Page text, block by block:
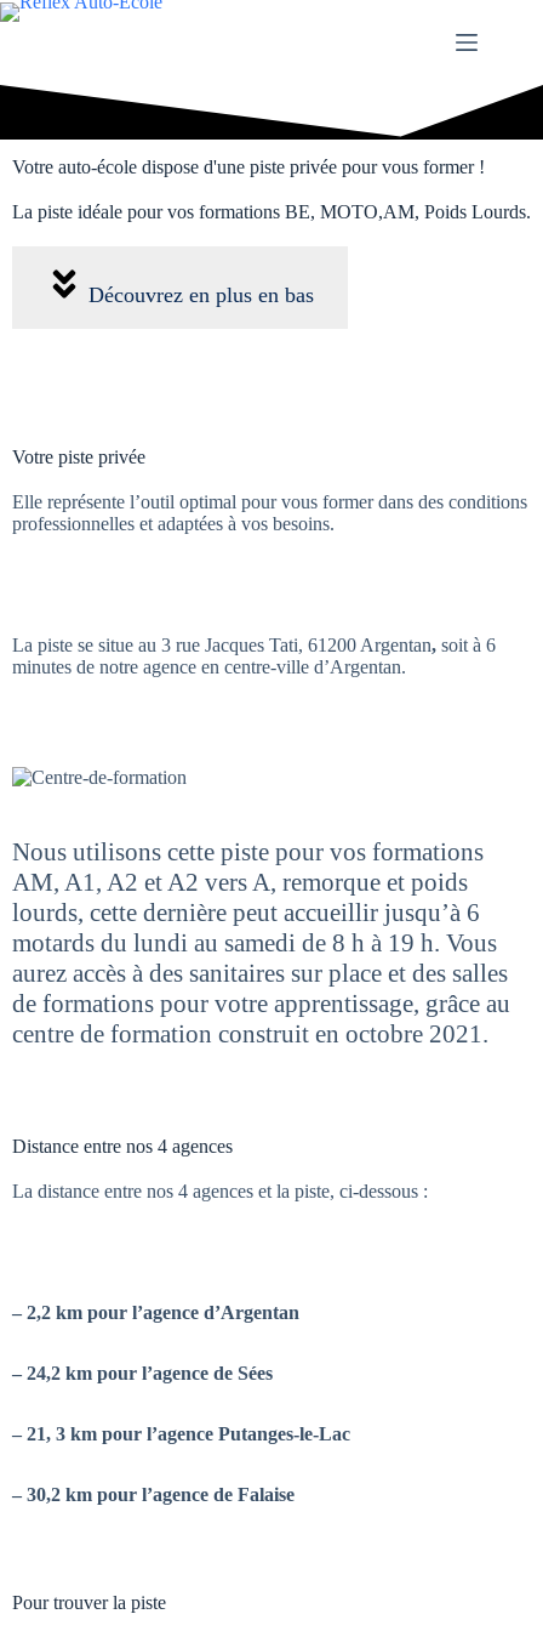
Votre auto-école dispose d'une piste privée pour vous former !
La piste idéale pour vos formations BE, MOTO,AM, Poids Lourds.
Découvrez en plus en bas
Votre piste privée
Elle représente l’outil optimal pour vous former dans des conditions
professionnelles et adaptées à vos besoins.
La piste se situe au 3 rue Jacques Tati, 61200 Argentan, soit à 6
minutes de notre agence en centre-ville d’Argentan.
Nous utilisons cette piste pour vos formations
AM, A1, A2 et A2 vers A, remorque et poids
lourds, cette dernière peut accueillir jusqu’à 6
motards du lundi au samedi de 8 h à 19 h. Vous
aurez accès à des sanitaires sur place et des salles
de formations pour votre apprentissage, grâce au
centre de formation construit en octobre 2021.
Distance entre nos 4 agences
La distance entre nos 4 agences et la piste, ci-dessous :
– 2,2 km pour l’agence d’Argentan
– 24,2 km pour l’agence de Sées
– 21, 3 km pour l’agence Putanges-le-Lac
– 30,2 km pour l’agence de Falaise
Pour trouver la piste